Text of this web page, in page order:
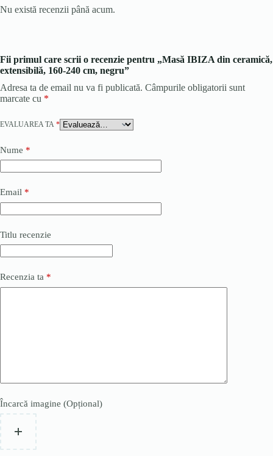
Nu există recenzii până acum.
Fii primul care scrii o recenzie pentru „Masă IBIZA din ceramică,
extensibilă, 160-240 cm, negru”
Adresa ta de email nu va fi publicată. Câmpurile obligatorii sunt
marcate cu *
EVALUAREA TA *
Nume *
Email *
Titlu recenzie
Recenzia ta *
Încarcă imagine (Opțional)